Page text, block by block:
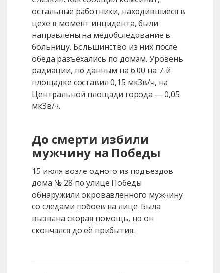
остальные работники, находившиеся в
цехе в момент инцидента, были
направлены на медобследование в
больницу. Большинство из них после
обеда разъехались по домам. Уровень
радиации, по данным на 6.00 на 7-й
площадке составил 0,15 мкЗв/ч, на
Центральной площади города — 0,05
мкЗв/ч.
До смерти избили
мужчину на Победы
15 июля возле одного из подъездов
дома № 28 по улице Победы
обнаружили окровавленного мужчину
со следами побоев на лице. Была
вызвана скорая помощь, но он
скончался до её прибытия.